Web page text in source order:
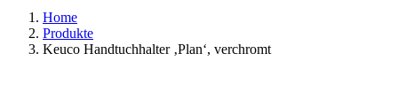
Home
Produkte
Keuco Handtuchhalter ‚Plan‘, verchromt